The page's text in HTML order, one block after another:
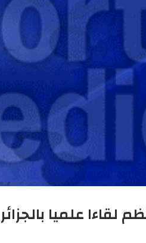
علميا بالجزائر